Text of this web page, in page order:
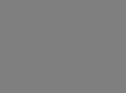
möglich.
mit
wohlige
Urlaub